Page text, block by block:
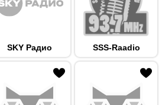
SKY Радио SSS-Raadio